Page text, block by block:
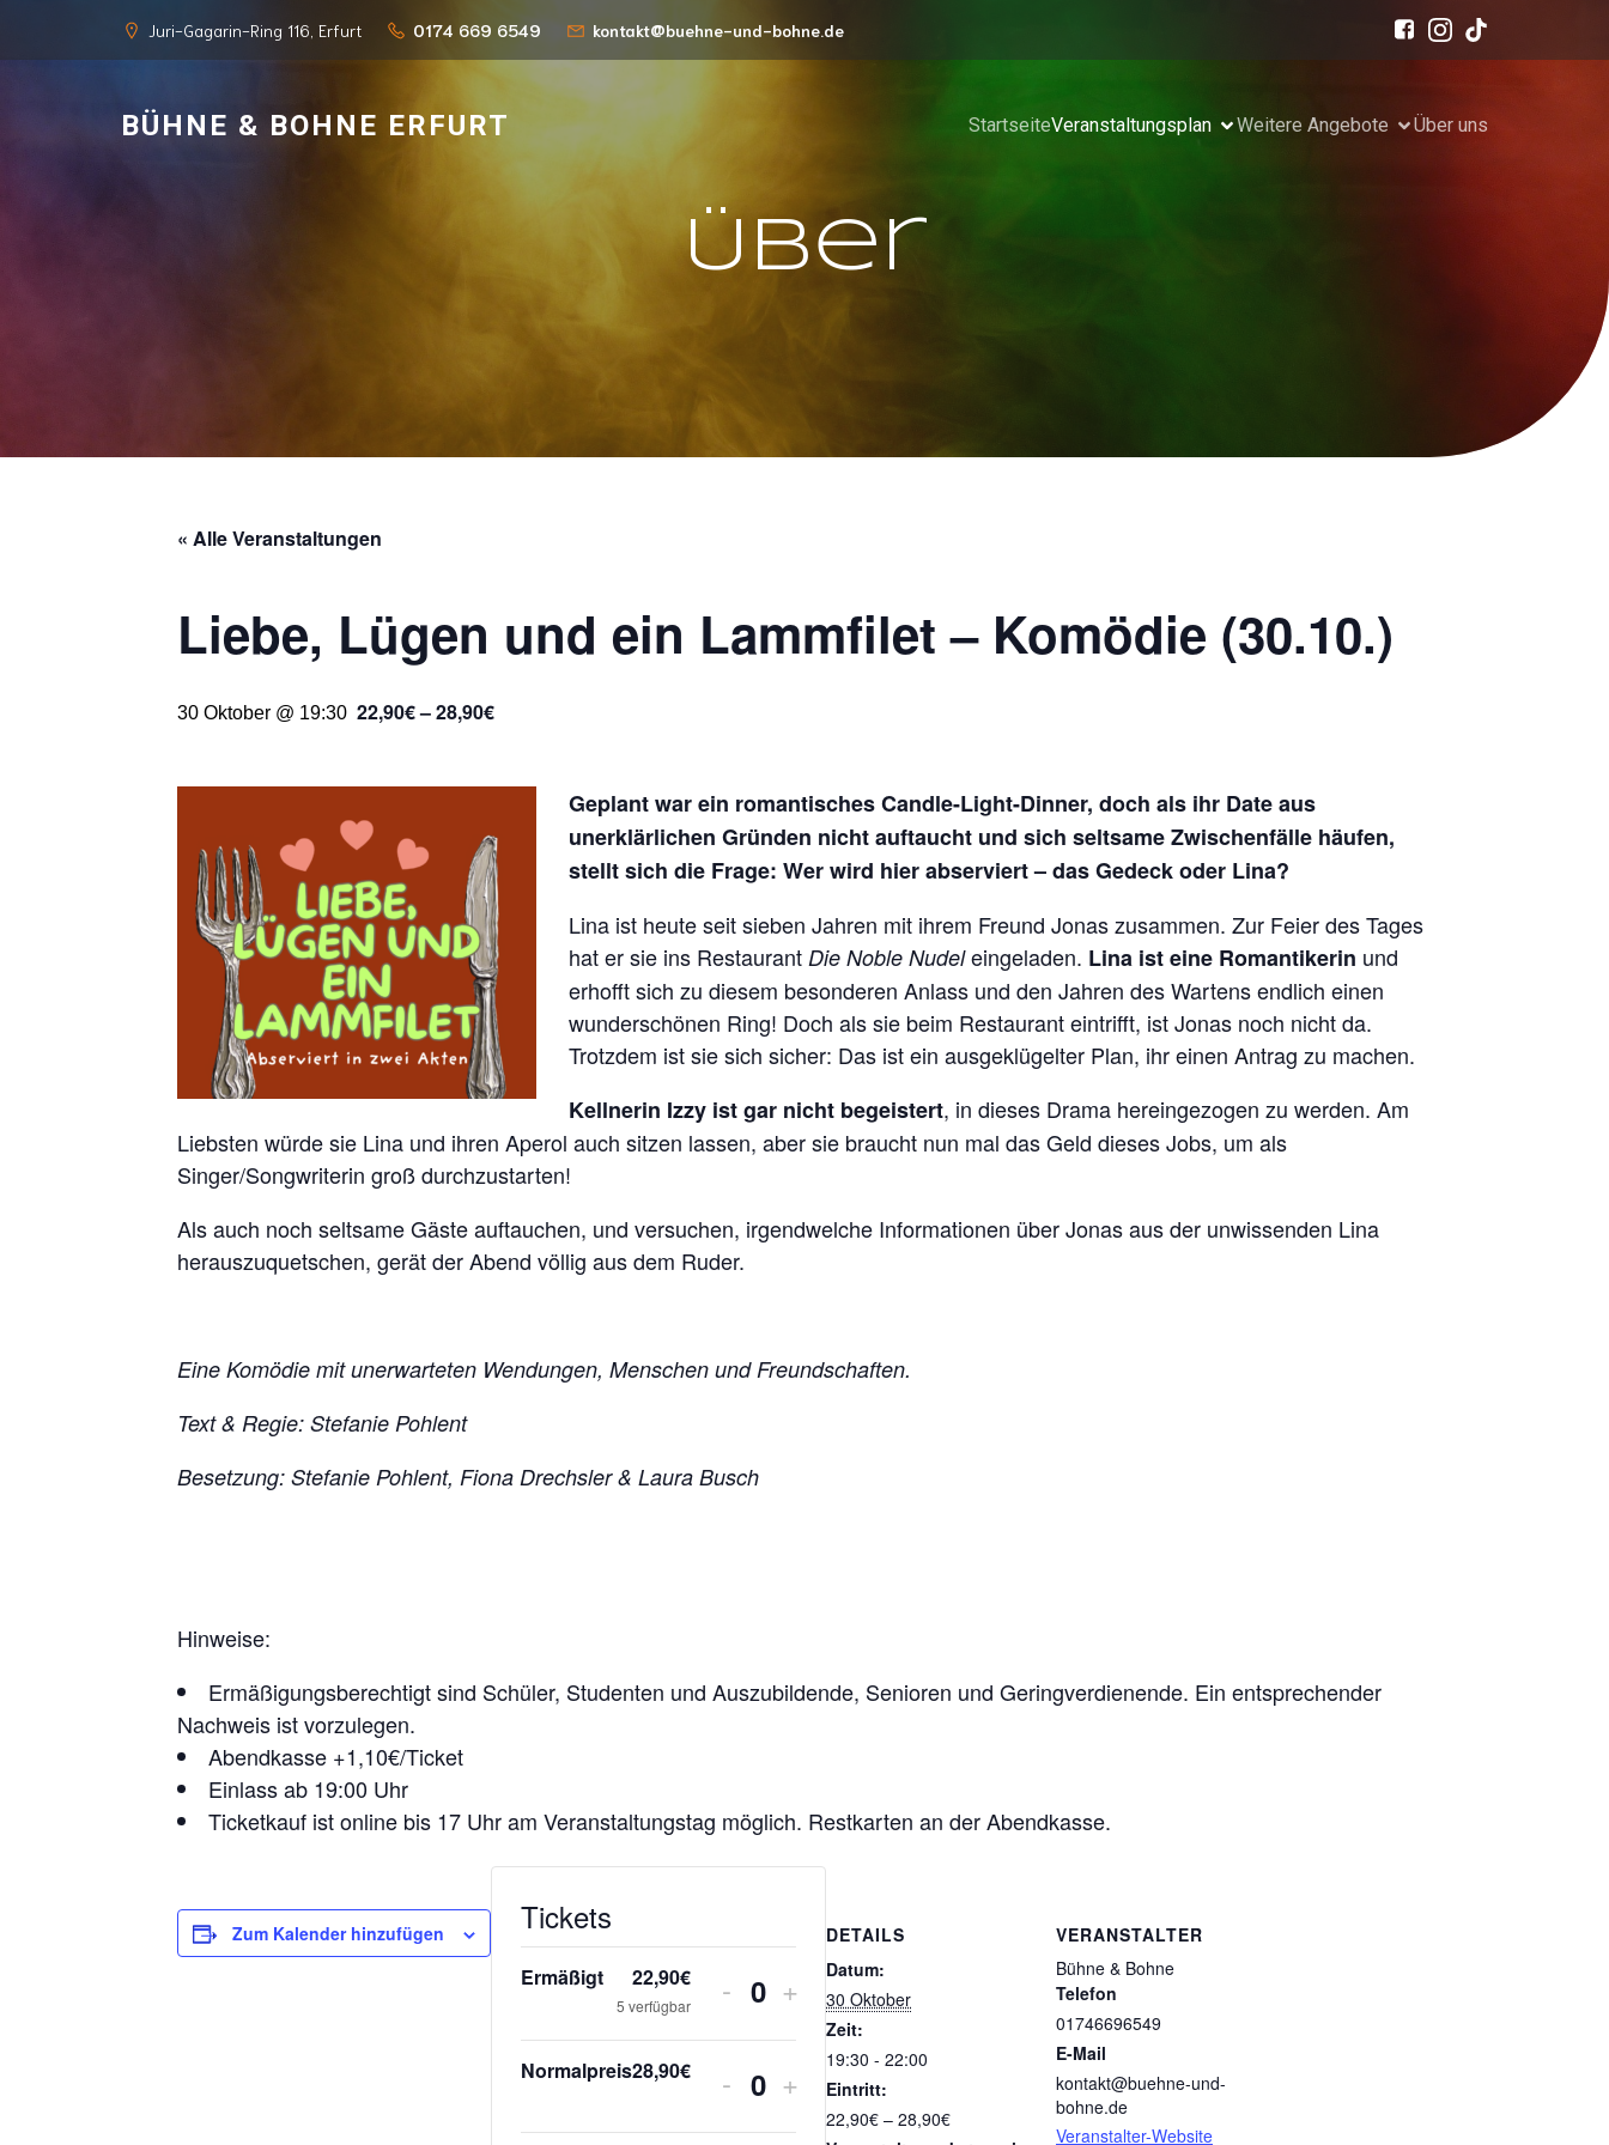
Juri-Gagarin-Ring 116, Erfurt 0174 669 6549 kontakt@buehne-und-bohne.de
BÜHNE & BOHNE ERFURT StartseiteVeranstaltungsplan Weitere Angebote Über uns
Über
« Alle Veranstaltungen
Liebe, Lügen und ein Lammfilet – Komödie (30.10.)
30 Oktober @ 19:30 22,90€ – 28,90€
Geplant war ein romantisches Candle-Light-Dinner, doch als ihr Date aus
unerklärlichen Gründen nicht auftaucht und sich seltsame Zwischenfälle häufen,
stellt sich die Frage: Wer wird hier abserviert – das Gedeck oder Lina?
Lina ist heute seit sieben Jahren mit ihrem Freund Jonas zusammen. Zur Feier des Tages
hat er sie ins Restaurant Die Noble Nudeleingeladen. Lina ist eine Romantikerin und
erhofft sich zu diesem besonderen Anlass und den Jahren des Wartens endlich einen
wunderschönen Ring! Doch als sie beim Restaurant eintrifft, ist Jonas noch nicht da.
Trotzdem ist sie sich sicher: Das ist ein ausgeklügelter Plan, ihr einen Antrag zu machen.
Kellnerin Izzy ist gar nicht begeistert, in dieses Drama hereingezogen zu werden. Am
Liebsten würde sie Lina und ihren Aperol auch sitzen lassen, aber sie braucht nun mal das Geld dieses Jobs, um als
Singer/Songwriterin groß durchzustarten!
Als auch noch seltsame Gäste auftauchen, und versuchen, irgendwelche Informationen über Jonas aus der unwissenden Lina
herauszuquetschen, gerät der Abend völlig aus dem Ruder.
Eine Komödie mit unerwarteten Wendungen, Menschen und Freundschaften.
Text & Regie: Stefanie Pohlent
Besetzung: Stefanie Pohlent, Fiona Drechsler & Laura Busch
Hinweise:
Ermäßigungsberechtigt sind Schüler, Studenten und Auszubildende, Senioren und Geringverdienende. Ein entsprechender
Nachweis ist vorzulegen.
Abendkasse +1,10€/Ticket
Einlass ab 19:00 Uhr
Ticketkauf ist online bis 17 Uhr am Veranstaltungstag möglich. Restkarten an der Abendkasse.
Zum Kalender hinzufügen
DETAILS
Datum:
30 Oktober
Zeit:
19:30 - 22:00
Eintritt:
22,90€ – 28,90€
VERANSTALTER
Bühne & Bohne
Telefon
01746696549
E-Mail
kontakt@buehne-und-
bohne.de
Veranstalter-Website
Tickets
Ermäßigt 22,90€
5 verfügbar
Verringern
der
Ticketanzahl
-
A
n
z
a
Erhöhe
die
Ticketsanzahl
+
Normalpreis28,90€
Verringern
der
-
A
Erhöhe
die
+